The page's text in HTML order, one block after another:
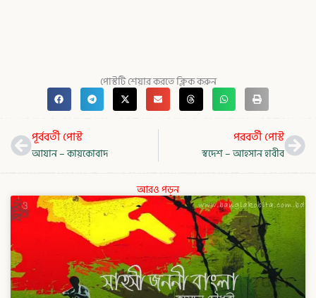
পোস্টটি শেয়ার করতে ক্লিক করুন
Prevপূর্ববর্তী পোস্ট
আযান – কায়কোবাদ
পরবর্তী পোস্ট
স্বদেশ – আহসান হাবীব
আরও পড়ুন